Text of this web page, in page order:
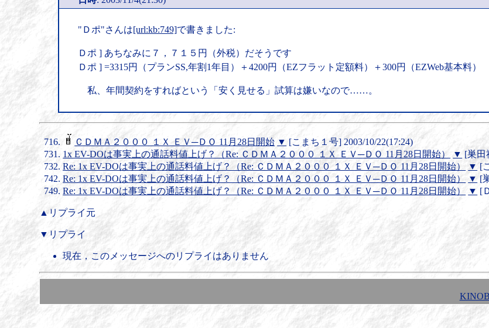
"Ｄポ"さんは[url:kb:749]で書きました:
Ｄポ ] あちなみに７，７１５円（外税）だそうです
Ｄポ ] =3315円（プランSS,年割1年目）＋4200円（EZフラット定額料）＋300円（EZWeb基本料）
私、年間契約をすればという「安く見せる」試算は嫌いなので……。
ＣＤＭＡ２０００ １Ｘ ＥＶ─ＤＯ 11月28日開始 ▼ [こまち１号] 2003/10/22(17:24)
1x EV-DOは事実上の通話料値上げ？（Re: ＣＤＭＡ２０００ １Ｘ ＥＶ─ＤＯ 11月28日開始）
▼ [巣田
Re: 1x EV-DOは事実上の通話料値上げ？（Re: ＣＤＭＡ２０００ １Ｘ ＥＶ─ＤＯ 11月28日開始）
▼ [
Re: 1x EV-DOは事実上の通話料値上げ？（Re: ＣＤＭＡ２０００ １Ｘ ＥＶ─ＤＯ 11月28日開始）
▼ [
Re: 1x EV-DOは事実上の通話料値上げ？（Re: ＣＤＭＡ２０００ １Ｘ ＥＶ─ＤＯ 11月28日開始）
▼ [
▲リプライ元
▼リプライ
現在，このメッセージへのリプライはありません